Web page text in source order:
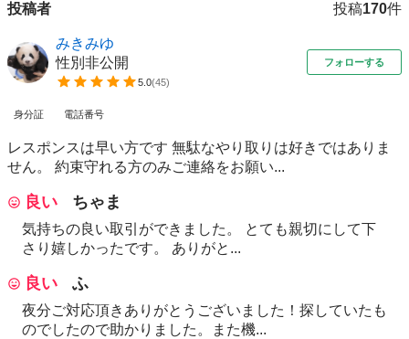
投稿者 投稿170件
みきみゆ
性別非公開
5.0(45)
フォローする
身分証 電話番号
レスポンスは早い方です 無駄なやり取りは好きではありま
せん。 約束守れる方のみご連絡をお願い...
良い ちゃま
気持ちの良い取引ができました。 とても親切にして下
さり嬉しかったです。 ありがと...
良い ふ
夜分ご対応頂きありがとうございました！探していたも
のでしたので助かりました。また機...